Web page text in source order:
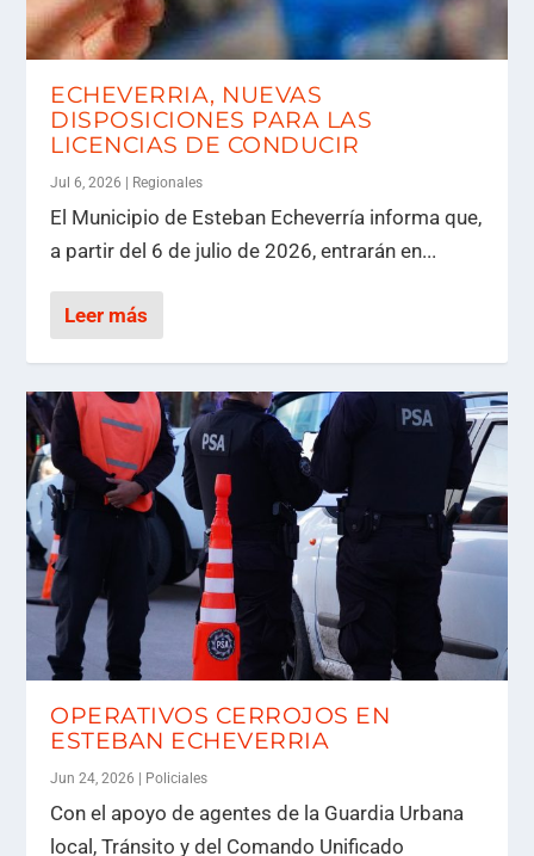
ECHEVERRIA, NUEVAS
DISPOSICIONES PARA LAS
LICENCIAS DE CONDUCIR
Jul 6, 2026 Regionales
El Municipio de Esteban Echeverría informa que,
a partir del 6 de julio de 2026, entrarán en...
Leer más
OPERATIVOS CERROJOS EN
ESTEBAN ECHEVERRIA
Jun 24, 2026 Policiales
Con el apoyo de agentes de la Guardia Urbana
local, Tránsito y del Comando Unificado